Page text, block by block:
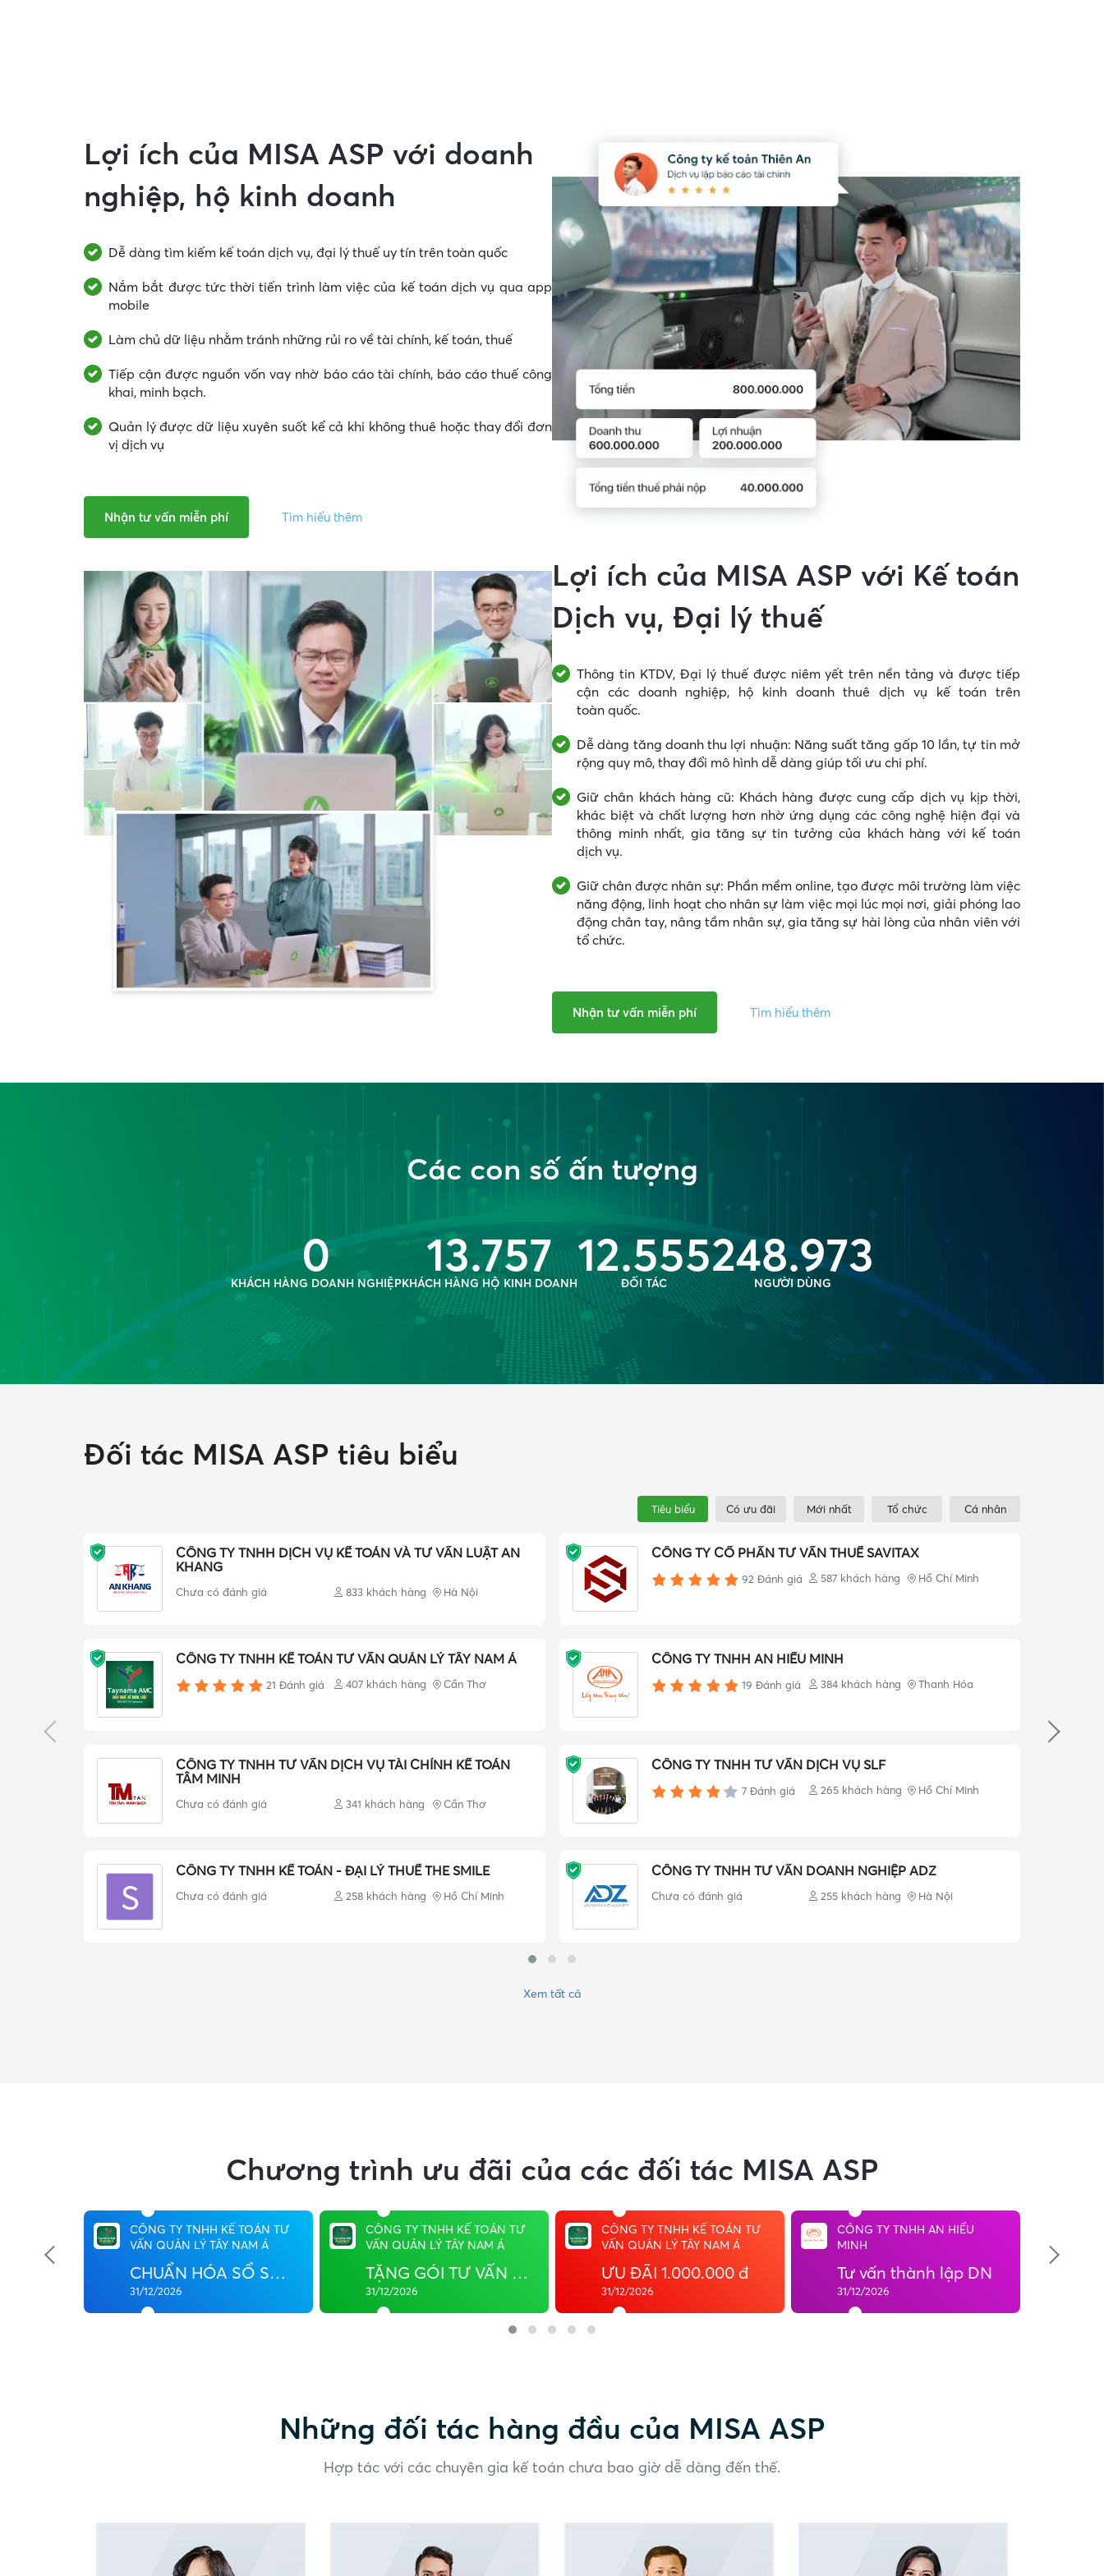
Lợi ích của MISA ASP với doanh
nghiệp, hộ kinh doanh
Dễ dàng tìm kiếm kế toán dịch vụ, đại lý thuế uy tín trên toàn quốc
Nắm bắt được tức thời tiến trình làm việc của kế toán dịch vụ qua app
mobile
Làm chủ dữ liệu nhằm tránh những rủi ro về tài chính, kế toán, thuế
Tiếp cận được nguồn vốn vay nhờ báo cáo tài chính, báo cáo thuế công
khai, minh bạch.
Quản lý được dữ liệu xuyên suốt kể cả khi không thuê hoặc thay đổi đơn
vị dịch vụ
Nhận tư vấn miễn phí Tìm hiểu thêm
Lợi ích của MISA ASP với Kế toán
Dịch vụ, Đại lý thuế
Thông tin KTDV, Đại lý thuế được niêm yết trên nền tảng và được tiếp
cận các doanh nghiệp, hộ kinh doanh thuê dịch vụ kế toán trên
toàn quốc.
Dễ dàng tăng doanh thu lợi nhuận: Năng suất tăng gấp 10 lần, tự tin mở
rộng quy mô, thay đổi mô hình dễ dàng giúp tối ưu chi phí.
Giữ chân khách hàng cũ: Khách hàng được cung cấp dịch vụ kịp thời,
khác biệt và chất lượng hơn nhờ ứng dụng các công nghệ hiện đại và
thông minh nhất, gia tăng sự tin tưởng của khách hàng với kế toán
dịch vụ.
Giữ chân được nhân sự: Phần mềm online, tạo được môi trường làm việc
năng động, linh hoạt cho nhân sự làm việc mọi lúc mọi nơi, giải phóng lao
động chân tay, nâng tầm nhân sự, gia tăng sự hài lòng của nhân viên với
tổ chức.
Nhận tư vấn miễn phí Tìm hiểu thêm
Các con số ấn tượng
0
KHÁCH HÀNG DOANH NGHIỆP
13.757
KHÁCH HÀNG HỘ KINH DOANH
12.555
ĐỐI TÁC
248.973
NGƯỜI DÙNG
Đối tác MISA ASP tiêu biểu
Tiêu biểu Có ưu đãi Mới nhất Tổ chức Cá nhân
CÔNG TY TNHH DỊCH VỤ KẾ TOÁN VÀ TƯ VẤN LUẬT AN
KHANG
Chưa có đánh giá 833 khách hàng Hà Nội
CÔNG TY CỔ PHẦN TƯ VẤN THUẾ SAVITAX
92 Đánh giá 587 khách hàng Hồ Chí Minh
CÔNG TY TNHH KẾ TOÁN TƯ VẤN QUẢN LÝ TÂY NAM Á
21 Đánh giá 407 khách hàng Cần Thơ
CÔNG TY TNHH AN HIỂU MINH
19 Đánh giá 384 khách hàng Thanh Hóa
CÔNG TY TNHH TƯ VẤN DỊCH VỤ TÀI CHÍNH KẾ TOÁN
TÂM MINH
Chưa có đánh giá 341 khách hàng Cần Thơ
CÔNG TY TNHH TƯ VẤN DỊCH VỤ SLF
7Đánh giá 265 khách hàng Hồ Chí Minh
S
CÔNG TY TNHH KẾ TOÁN - ĐẠI LÝ THUẾ THE SMILE
Chưa có đánh giá 258 khách hàng Hồ Chí Minh
CÔNG TY TNHH TƯ VẤN DOANH NGHIỆP ADZ
Chưa có đánh giá 255 khách hàng Hà Nội
Xem tất cả
Chương trình ưu đãi của các đối tác MISA ASP
CÔNG TY TNHH KẾ TOÁN TƯ
VẤN QUẢN LÝ TÂY NAM Á
CHUẨN HÓA SỔ SÁCH
31/12/2026
CÔNG TY TNHH KẾ TOÁN TƯ
VẤN QUẢN LÝ TÂY NAM Á
TẶNG GÓI TƯ VẤN 45P
31/12/2026
CÔNG TY TNHH KẾ TOÁN TƯ
VẤN QUẢN LÝ TÂY NAM Á
ƯU ĐÃI 1.000.000 đ
31/12/2026
CÔNG TY TNHH AN HIỂU
MINH
Tư vấn thành lập DN
31/12/2026
Những đối tác hàng đầu của MISA ASP
Hợp tác với các chuyên gia kế toán chưa bao giờ dễ dàng đến thế.